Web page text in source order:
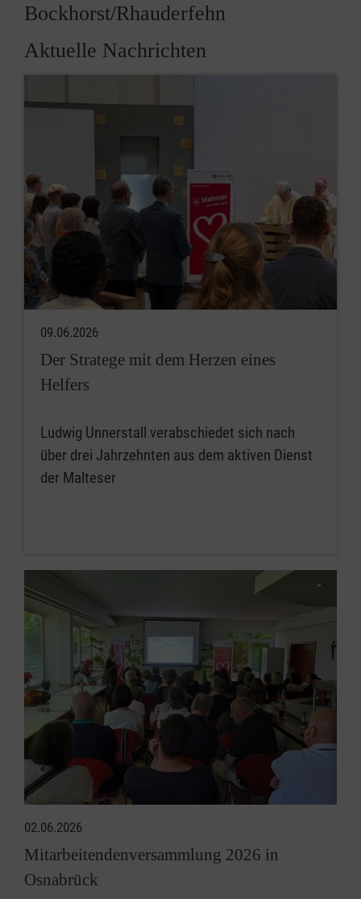
Bockhorst/Rhauderfehn
Aktuelle Nachrichten
09.06.2026
Der Stratege mit dem Herzen eines
Helfers
Ludwig Unnerstall verabschiedet sich nach
über drei Jahrzehnten aus dem aktiven Dienst
der Malteser
02.06.2026
Mitarbeitendenversammlung 2026 in
Osnabrück